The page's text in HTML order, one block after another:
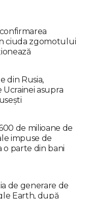
ciuda zgomotului
din Rusia,
asupra
de milioane de
impuse de
o parte din bani
de generare de
Earth, după